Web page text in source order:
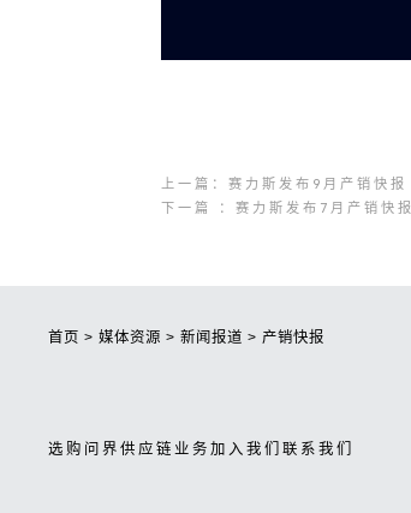
上一篇：赛力斯发布9月产销快报
下一篇 ：赛力斯发布7月产销快报
首页 > 媒体资源 > 新闻报道 > 产销快报
选购问界供应链业务加入我们联系我们